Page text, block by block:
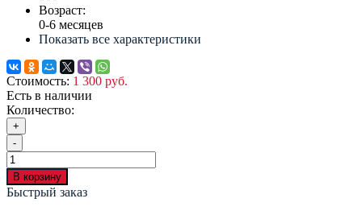
Возраст:
0-6 месяцев
Показать все характеристики
Стоимость: 1 300 руб.
Есть в наличии
Количество:
+
-
В корзину
Быстрый заказ